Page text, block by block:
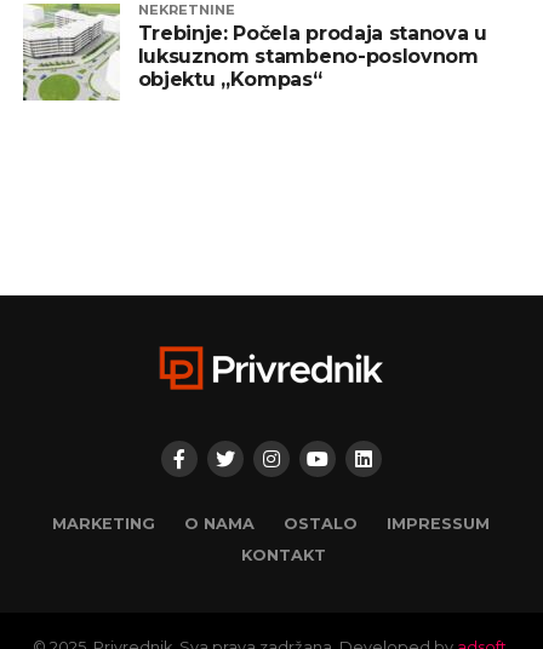
NEKRETNINE
Trebinje: Počela prodaja stanova u
luksuznom stambeno-poslovnom
objektu „Kompas“
MARKETING O NAMA OSTALO
IMPRESSUM
KONTAKT